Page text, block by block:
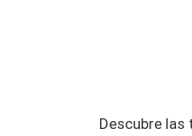
Descubre